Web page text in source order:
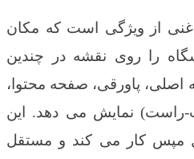
از ویژگی است که مکان
را روی نقشه در چندین
پاورقی، صفحه محتوا،
نمایش می دهد. این
مپس کار می کند و مستقل